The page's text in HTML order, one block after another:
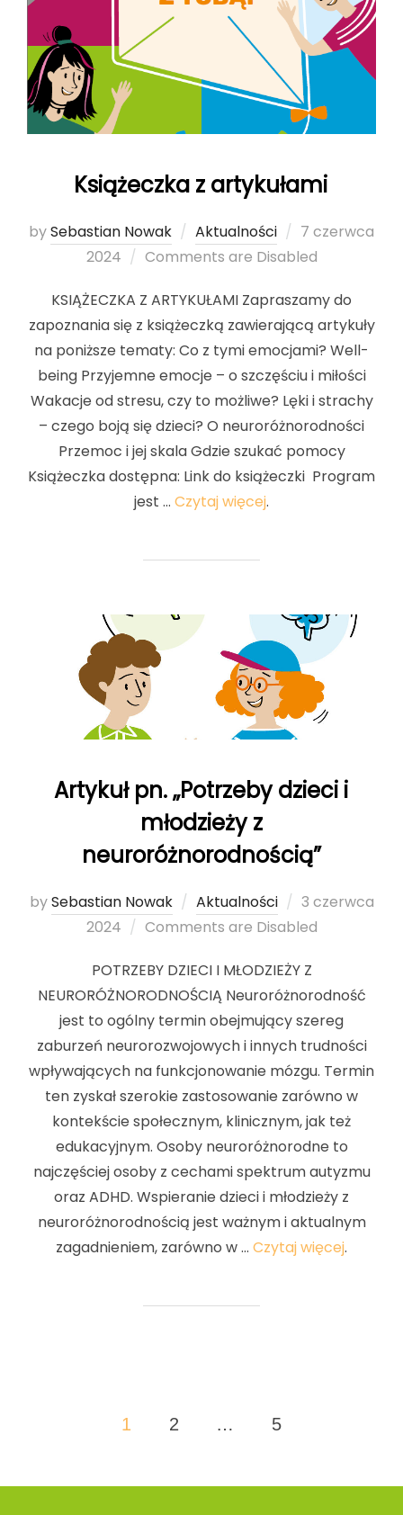
Książeczka z artykułami
bySebastian Nowak Aktualności
Posted
on
7 czerwca
2024
Comments are Disabled
KSIĄŻECZKA Z ARTYKUŁAMI Zapraszamy do
zapoznania się z książeczką zawierającą artykuły
na poniższe tematy: Co z tymi emocjami? Well-
being Przyjemne emocje – o szczęściu i miłości
Wakacje od stresu, czy to możliwe? Lęki i strachy
– czego boją się dzieci? O neuroróżnorodności
Przemoc i jej skala Gdzie szukać pomocy
Książeczka dostępna: Link do książeczki Program
jest … Czytaj więcej.
Artykuł pn. „Potrzeby dzieci i
młodzieży z
neuroróżnorodnością”
bySebastian Nowak Aktualności
Posted
on
3 czerwca
2024
Comments are Disabled
POTRZEBY DZIECI I MŁODZIEŻY Z
NEURORÓŻNORODNOŚCIĄ Neuroróżnorodność
jest to ogólny termin obejmujący szereg
zaburzeń neurorozwojowych i innych trudności
wpływających na funkcjonowanie mózgu. Termin
ten zyskał szerokie zastosowanie zarówno w
kontekście społecznym, klinicznym, jak też
edukacyjnym. Osoby neuroróżnorodne to
najczęściej osoby z cechami spektrum autyzmu
oraz ADHD. Wspieranie dzieci i młodzieży z
neuroróżnorodnością jest ważnym i aktualnym
zagadnieniem, zarówno w … Czytaj więcej.
po
1 2 … 5